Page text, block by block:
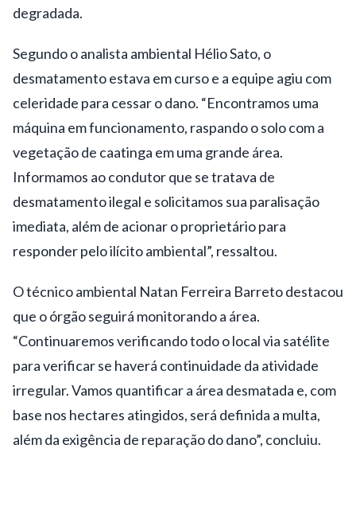
degradada.
Segundo o analista ambiental Hélio Sato, o
desmatamento estava em curso e a equipe agiu com
celeridade para cessar o dano. “Encontramos uma
máquina em funcionamento, raspando o solo com a
vegetação de caatinga em uma grande área.
Informamos ao condutor que se tratava de
desmatamento ilegal e solicitamos sua paralisação
imediata, além de acionar o proprietário para
responder pelo ilícito ambiental”, ressaltou.
O técnico ambiental Natan Ferreira Barreto destacou
que o órgão seguirá monitorando a área.
“Continuaremos verificando todo o local via satélite
para verificar se haverá continuidade da atividade
irregular. Vamos quantificar a área desmatada e, com
base nos hectares atingidos, será definida a multa,
além da exigência de reparação do dano”, concluiu.